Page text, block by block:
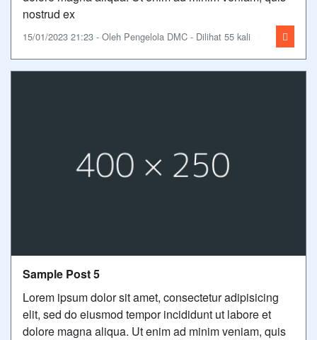
nostrud ex
15/01/2023 21:23 - Oleh Pengelola DMC - Dilihat 55 kali
Sample Post 5
Lorem ipsum dolor sit amet, consectetur adipisicing
elit, sed do eiusmod tempor incididunt ut labore et
dolore magna aliqua. Ut enim ad minim veniam, quis